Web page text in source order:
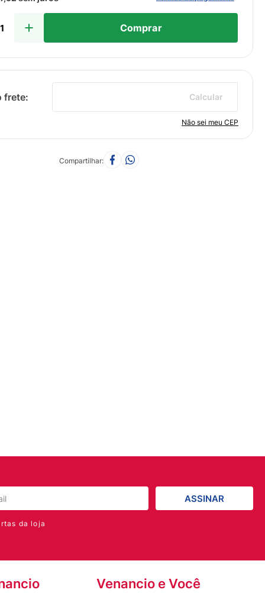
Comprar
Não sei meu CEP
Calcular
Compartilhar
ASSINAR
da loja
Venancio e Você